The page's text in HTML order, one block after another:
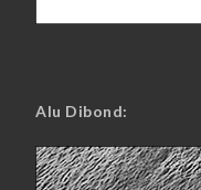
Alu Dibond: